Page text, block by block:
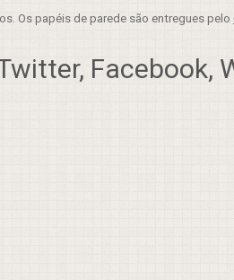
Os papéis de parede são entregues pelo
Facebook,